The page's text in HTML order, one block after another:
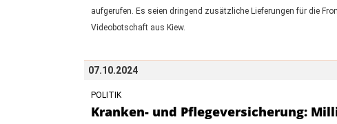
aufgerufen. Es seien dringend zusätzliche Lieferungen für die
Videobotschaft aus Kiew.
07.10.2024
POLITIK
Kranken- und Pflegeversicherung: